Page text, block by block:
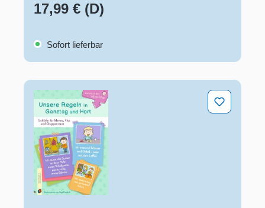
17,99 € (D)
Sofort lieferbar
Unsere Regeln in Ganztag und Hort